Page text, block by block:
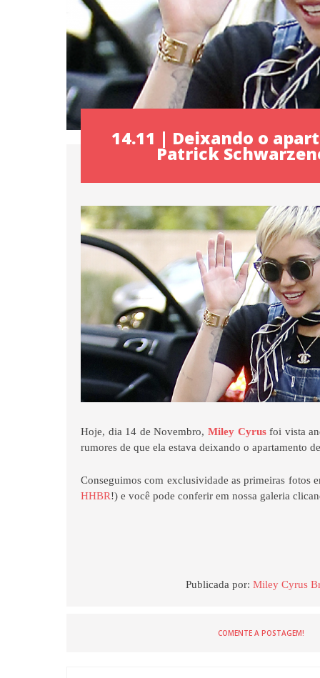
14.11 | Deixando o
Patrick
Hoje, dia 14 de Novembro,Miley Cyrusfoi vista
rumores de que ela estava deixando o apartamento
Conseguimos com exclusividade as primeiras fotos
HHBR!) e você pode conferir em nossa galeria
Publicada por:Miley Cyrus
COMENTE A POSTAGEM!